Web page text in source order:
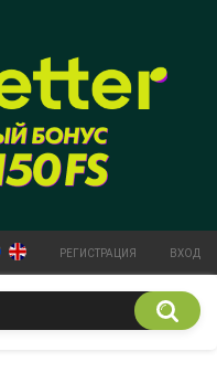
РЕГИСТРАЦИЯ ВХОД